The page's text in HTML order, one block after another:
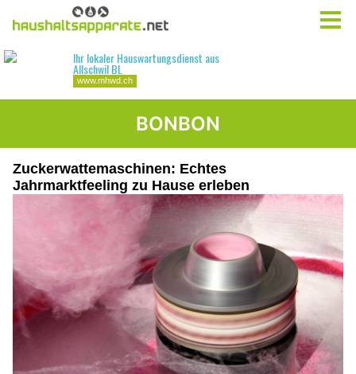
BONBON
Zuckerwattemaschinen: Echtes
Jahrmarktfeeling zu Hause erleben